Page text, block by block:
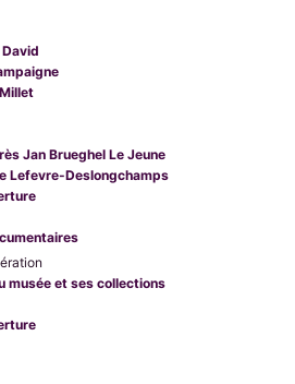
Jan Brueghel Le Jeune
Lefevre-Deslongchamps
musée et ses collections